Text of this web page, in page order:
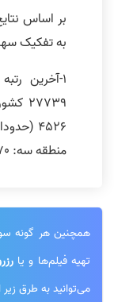
به تفکیک
منطقه سه: 5270 (حدود 27509 کشوری)
همچنین هر گونه
تهیه فیلم‌ها و یا
می‌توانید به طرق زیر